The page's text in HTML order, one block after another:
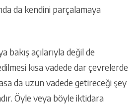
da kendini parçalamaya
bakış açılarıyla değil de
kısa vadede dar çevrelerde
da uzun vadede getireceği şey
Öyle veya böyle iktidara